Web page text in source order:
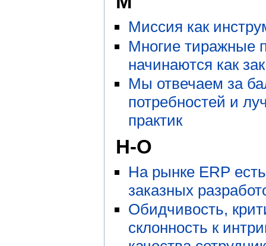
Миссия как
Многие тиражные
начинаются как
Мы отвечаем за
потребностей и
практик
Н-О
На рынке ERP
заказных
Обидчивость,
склонность к